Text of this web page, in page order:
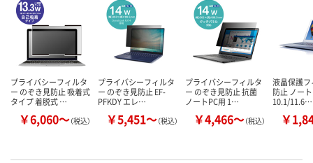
プライバシーフィルタ
ー のぞき見防止 吸着式
タイプ 着脱式 …
￥6,060～（税込）
プライバシーフィルタ
ー のぞき見防止 EF-
PFKDY エレ…
￥5,451～（税込）
プライバシーフィルタ
ー のぞき見防止 抗菌
ノートPC用 1…
￥4,466～（税込）
液晶保護
防止 ノー
10.1/11.6…
￥